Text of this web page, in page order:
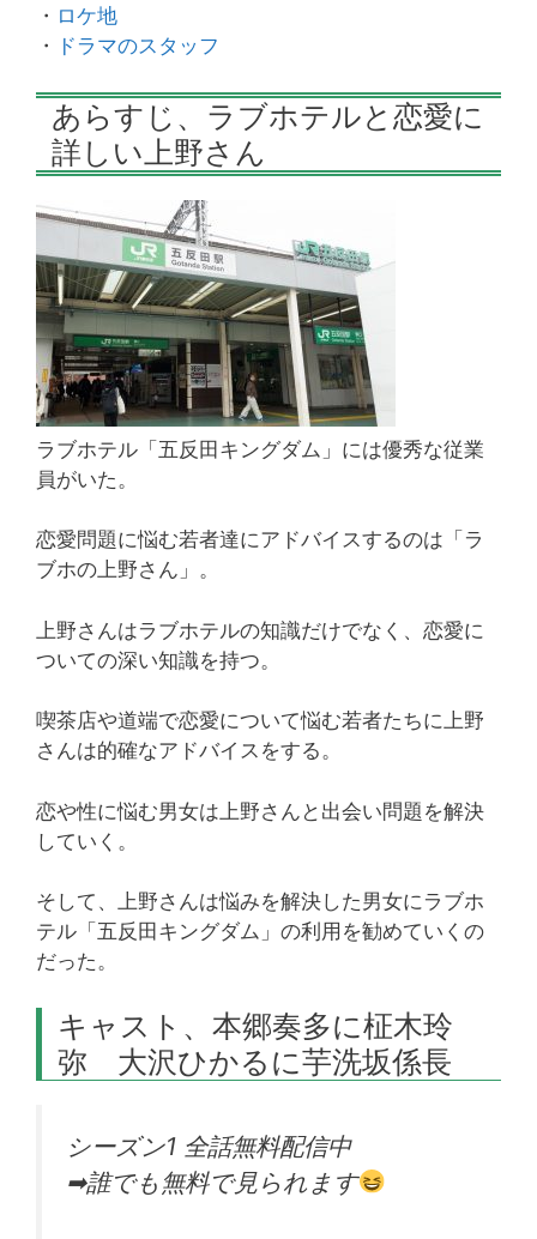
・ ロケ地
・
ドラマのスタッフ
あらすじ、ラブホテルと恋愛に
詳しい上野さん
ラブホテル「五反田キングダム」には優秀な従業
員がいた。
恋愛問題に悩む若者達にアドバイスするのは「ラ
ブホの上野さん」。
上野さんはラブホテルの知識だけでなく、恋愛に
ついての深い知識を持つ。
喫茶店や道端で恋愛について悩む若者たちに上野
さんは的確なアドバイスをする。
恋や性に悩む男女は上野さんと出会い問題を解決
していく。
そして、上野さんは悩みを解決した男女にラブホ
テル「五反田キングダム」の利用を勧めていくの
だった。
キャスト、本郷奏多に柾木玲
弥 大沢ひかるに芋洗坂係長
シーズン1 全話無料配信中
➡︎誰でも無料で見られます